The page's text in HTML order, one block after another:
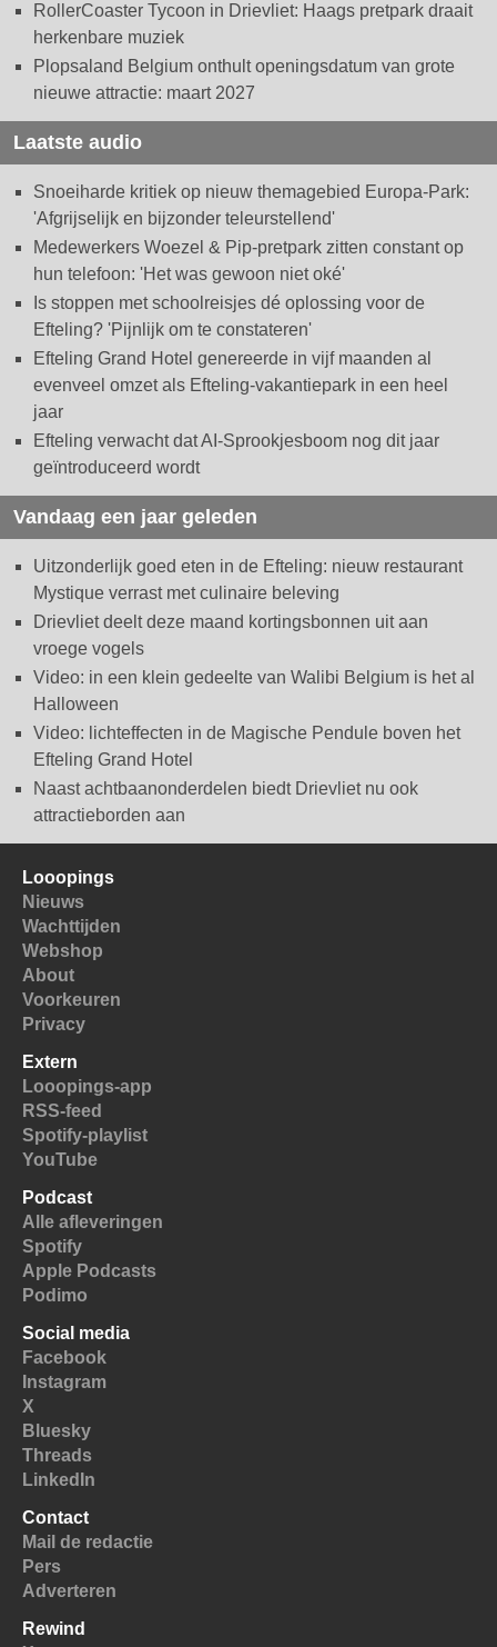
RollerCoaster Tycoon in Drievliet: Haags pretpark draait
herkenbare muziek
Plopsaland Belgium onthult openingsdatum van grote
nieuwe attractie: maart 2027
Laatste audio
Snoeiharde kritiek op nieuw themagebied Europa-Park:
'Afgrijselijk en bijzonder teleurstellend'
Medewerkers Woezel & Pip-pretpark zitten constant op
hun telefoon: 'Het was gewoon niet oké'
Is stoppen met schoolreisjes dé oplossing voor de
Efteling? 'Pijnlijk om te constateren'
Efteling Grand Hotel genereerde in vijf maanden al
evenveel omzet als Efteling-vakantiepark in een heel
jaar
Efteling verwacht dat AI-Sprookjesboom nog dit jaar
geïntroduceerd wordt
Vandaag een jaar geleden
Uitzonderlijk goed eten in de Efteling: nieuw restaurant
Mystique verrast met culinaire beleving
Drievliet deelt deze maand kortingsbonnen uit aan
vroege vogels
Video: in een klein gedeelte van Walibi Belgium is het al
Halloween
Video: lichteffecten in de Magische Pendule boven het
Efteling Grand Hotel
Naast achtbaanonderdelen biedt Drievliet nu ook
attractieborden aan
Looopings
Nieuws
Wachttijden
Webshop
About
Voorkeuren
Privacy
Extern
Looopings-app
RSS-feed
Spotify-playlist
YouTube
Podcast
Alle afleveringen
Spotify
Apple Podcasts
Podimo
Social media
Facebook
Instagram
X
Bluesky
Threads
LinkedIn
Contact
Mail de redactie
Pers
Adverteren
Rewind